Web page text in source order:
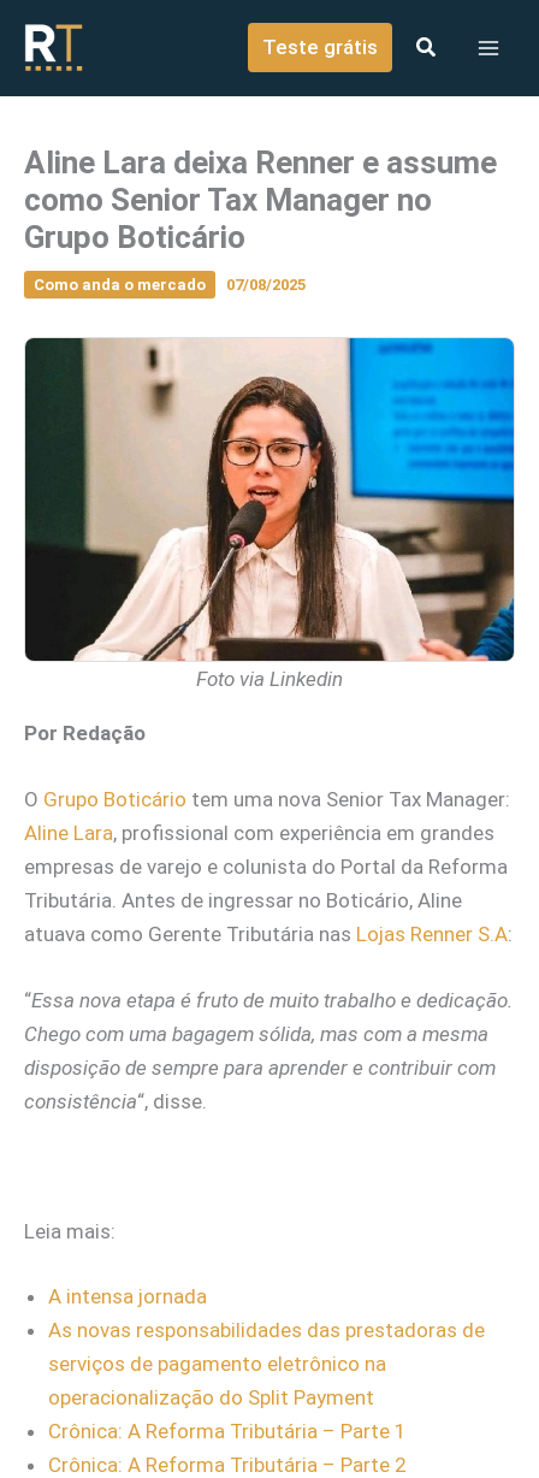
conteúdo
Teste grátis
Aline Lara deixa Renner e assume
como Senior Tax Manager no
Grupo Boticário
Como anda o mercado 07/08/2025
Foto via Linkedin
Por Redação
O Grupo Boticário tem uma nova Senior Tax Manager:
Aline Lara, profissional com experiência em grandes
empresas de varejo e colunista do Portal da Reforma
Tributária. Antes de ingressar no Boticário, Aline
atuava como Gerente Tributária nas Lojas Renner S.A:
“Essa nova etapa é fruto de muito trabalho e dedicação.
Chego com uma bagagem sólida, mas com a mesma
disposição de sempre para aprender e contribuir com
consistência“, disse.
Leia mais:
A intensa jornada
As novas responsabilidades das prestadoras de
serviços de pagamento eletrônico na
operacionalização do Split Payment
Crônica: A Reforma Tributária – Parte 1
Crônica: A Reforma Tributária – Parte 2